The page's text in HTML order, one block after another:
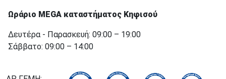
Ωράριο MEGA καταστήματος Κηφισού
Δευτέρα - Παρασκευή: 09:00 – 19:00
Σάββατο: 09:00 – 14:00